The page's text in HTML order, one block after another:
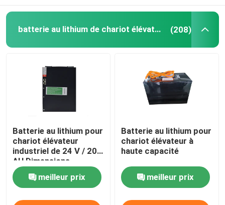
batterie au lithium de chariot élévateur (208)
Batterie au lithium pour
chariot élévateur
industriel de 24 V / 20
AH Dimensions
197*74*260 mm
meilleur prix
Batterie au lithium pour
chariot élévateur à
haute capacité
meilleur prix